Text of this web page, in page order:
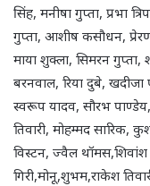
सिंह, मनीषा गुप्ता, प्रभा
गुप्ता, आशीष कसौधन, प्रेरणा
माया शुक्ला, सिमरन गुप्ता,
बरनवाल, रिया दुबे, खदीजा
स्वरूप यादव, सौरभ
तिवारी, मोहम्मद सारिक,
विस्टन, ज्वैल थॉमस,शिवांश
गिरी,मोनू,शुभम,राकेश